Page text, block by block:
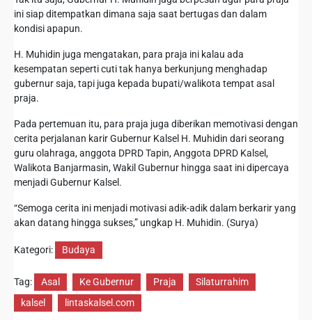
ini siap ditempatkan dimana saja saat bertugas dan dalam
kondisi apapun.
H. Muhidin juga mengatakan, para praja ini kalau ada
kesempatan seperti cuti tak hanya berkunjung menghadap
gubernur saja, tapi juga kepada bupati/walikota tempat asal
praja.
Pada pertemuan itu, para praja juga diberikan memotivasi dengan
cerita perjalanan karir Gubernur Kalsel H. Muhidin dari seorang
guru olahraga, anggota DPRD Tapin, Anggota DPRD Kalsel,
Walikota Banjarmasin, Wakil Gubernur hingga saat ini dipercaya
menjadi Gubernur Kalsel.
“Semoga cerita ini menjadi motivasi adik-adik dalam berkarir yang
akan datang hingga sukses,” ungkap H. Muhidin. (Surya)
Kategori: Budaya
Tag: Asal Ke Gubernur Praja
Silaturrahim
kalsel
lintaskalsel.com